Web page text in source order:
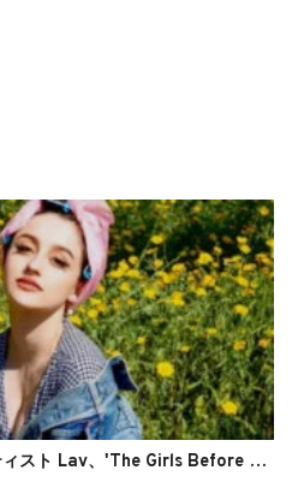
ベッドルーム・ポップアーティスト Lav、'The Girls Before Me'のMVを公開